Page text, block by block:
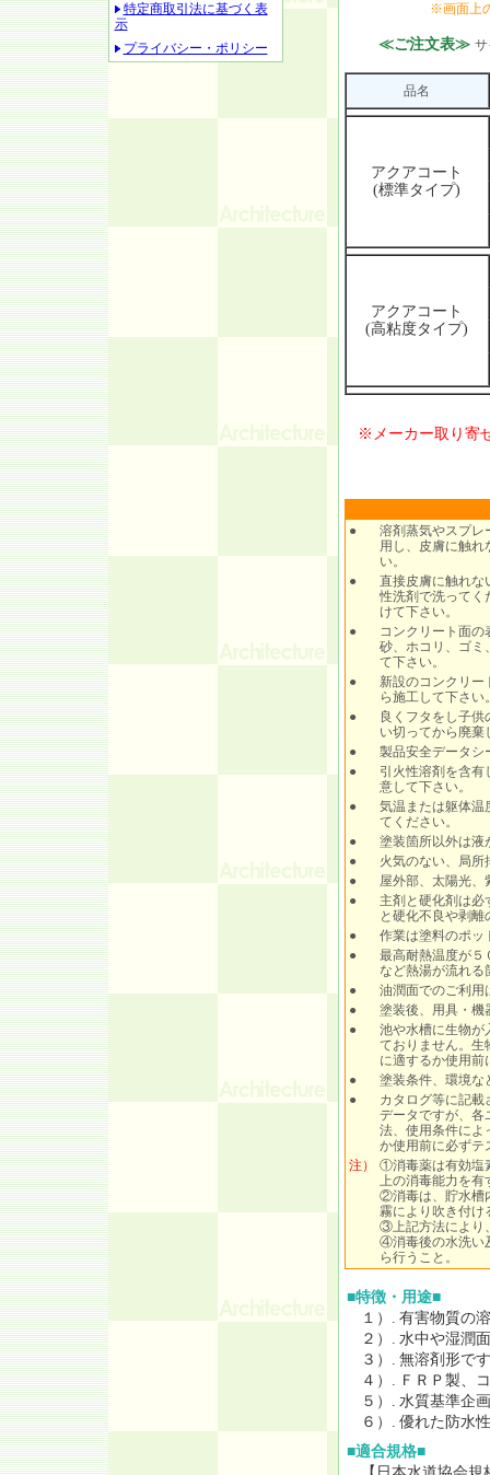
特定商取引法に基づく表
示
プライバシー・ポリシー
※画面上
≪ご注文表≫
品名
アクアコート
(標準タイプ)
アクアコート
(高粘度タイプ)
※メーカー取り寄
●
溶剤蒸気やスプレ
用し、皮膚に触れ
い。
●
直接皮膚に触れな
性洗剤で洗ってく
けて下さい。
●
コンクリート面の
砂、ホコリ、ゴミ
て下さい。
●
新設のコンクリー
ら施工して下さい
●
良くフタをし子
い切ってから廃棄
●
製品安全データシ
●
引火性溶剤を含有
意して下さい。
●
気温または躯体
てください。
●
塗装箇所以外は液
●
火気のない、局所
●
屋外部、太陽光、
●
主剤と硬化剤は必
と硬化不良や剥離
●
作業は塗料のポ
●
最高耐熱温度が
など熱湯が流れる
●
油潤面でのご利用
●
塗装後、用具・機
●
池や水槽に生物が
ておりません。生
に適するか使用前
●
塗装条件、環境な
●
カタログ等に記載
データですが、各
法、使用条件によ
か使用前に必ずテ
注）
①消毒薬は有効塩
上の消毒能力を有
②消毒は、貯水槽
霧により吹き付け
③上記方法により
④消毒後の水洗い
ら行うこと。
■特徴・用途■
１）. 有害物質の
２）. 水中や湿潤
３）. 無溶剤形で
４）. ＦＲＰ製、
５）. 水質基準企
６）. 優れた防水
■適合規格■